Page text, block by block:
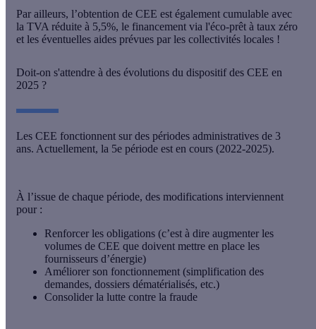
Par ailleurs, l’obtention de CEE est également cumulable avec
la TVA réduite à 5,5%, le financement via l'éco-prêt à taux zéro
et les éventuelles aides prévues par les collectivités locales !
Doit-on s'attendre à des évolutions du dispositif des CEE en
2025 ?
Les CEE fonctionnent sur des périodes administratives de 3
ans. Actuellement, la 5e période est en cours (2022-2025).
À l’issue de chaque période, des modifications interviennent
pour :
Renforcer les obligations (c’est à dire augmenter les
volumes de CEE que doivent mettre en place les
fournisseurs d’énergie)
Améliorer son fonctionnement (simplification des
demandes, dossiers dématérialisés, etc.)
Consolider la lutte contre la fraude